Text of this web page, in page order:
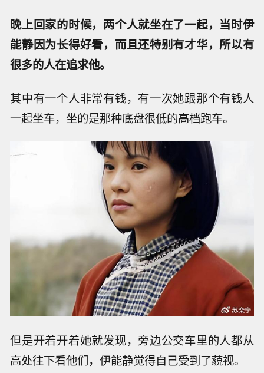
晚上回家的时候，两个人就坐在了一起，当时伊
能静因为长得好看，而且还特别有才华，所以有
很多的人在追求他。
其中有一个人非常有钱，有一次她跟那个有钱人
一起坐车，坐的是那种底盘很低的高档跑车。
但是开着开着她就发现，旁边公交车里的人都从
高处往下看他们，伊能静觉得自己受到了藐视。